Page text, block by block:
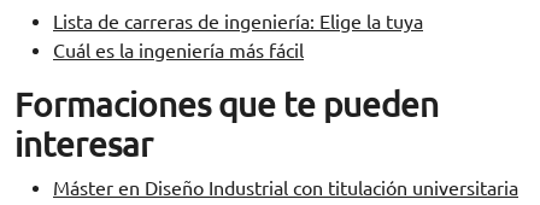
Lista de carreras de ingeniería: Elige la tuya
Cuál es la ingeniería más fácil
Formaciones que te pueden
interesar
Máster en Diseño Industrial con titulación universitaria